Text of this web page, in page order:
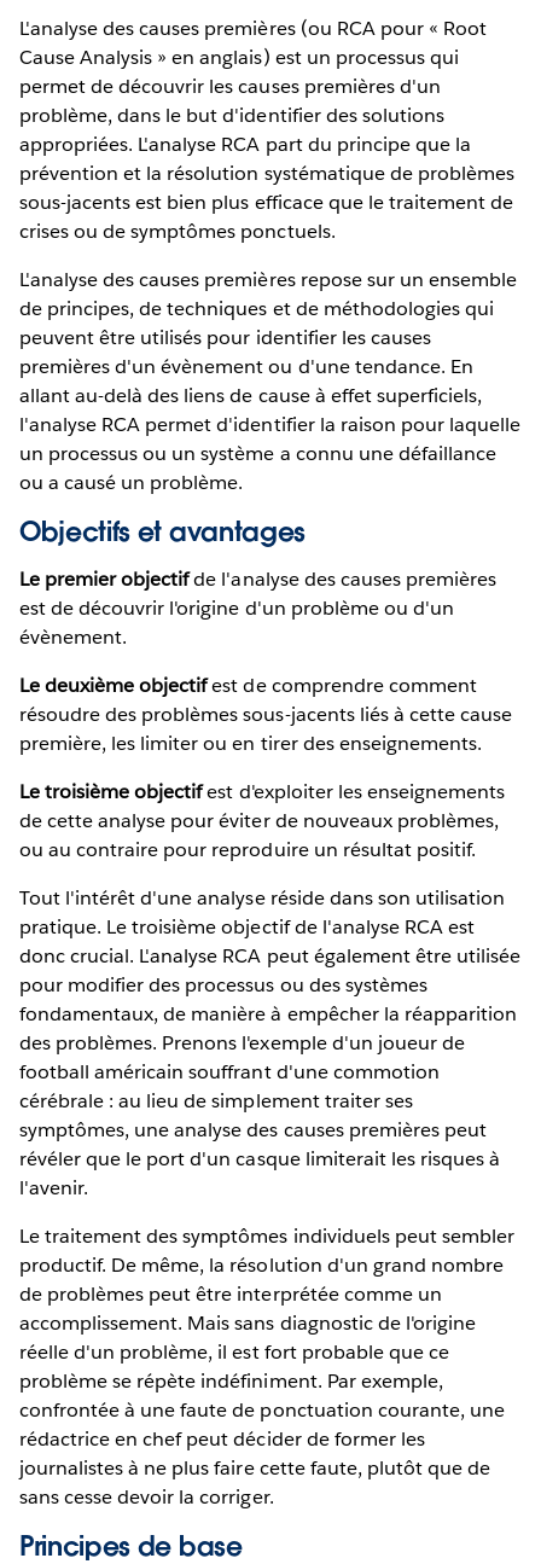
L'analyse des causes premières (ou RCA pour « Root
Cause Analysis » en anglais) est un processus qui
permet de découvrir les causes premières d'un
problème, dans le but d'identifier des solutions
appropriées. L'analyse RCA part du principe que la
prévention et la résolution systématique de problèmes
sous-jacents est bien plus efficace que le traitement de
crises ou de symptômes ponctuels.
L'analyse des causes premières repose sur un ensemble
de principes, de techniques et de méthodologies qui
peuvent être utilisés pour identifier les causes
premières d'un évènement ou d'une tendance. En
allant au-delà des liens de cause à effet superficiels,
l'analyse RCA permet d'identifier la raison pour laquelle
un processus ou un système a connu une défaillance
ou a causé un problème.
Objectifs et avantages
Le premier objectifde l'analyse des causes premières
est de découvrir l'origine d'un problème ou d'un
évènement.
Le deuxième objectifest de comprendre comment
résoudre des problèmes sous-jacents liés à cette cause
première, les limiter ou en tirer des enseignements.
Le troisième objectifest d'exploiter les enseignements
de cette analyse pour éviter de nouveaux problèmes,
ou au contraire pour reproduire un résultat positif.
Tout l'intérêt d'une analyse réside dans son utilisation
pratique. Le troisième objectif de l'analyse RCA est
donc crucial. L'analyse RCA peut également être utilisée
pour modifier des processus ou des systèmes
fondamentaux, de manière à empêcher la réapparition
des problèmes. Prenons l'exemple d'un joueur de
football américain souffrant d'une commotion
cérébrale : au lieu de simplement traiter ses
symptômes, une analyse des causes premières peut
révéler que le port d'un casque limiterait les risques à
l'avenir.
Le traitement des symptômes individuels peut sembler
productif. De même, la résolution d'un grand nombre
de problèmes peut être interprétée comme un
accomplissement. Mais sans diagnostic de l'origine
réelle d'un problème, il est fort probable que ce
problème se répète indéfiniment. Par exemple,
confrontée à une faute de ponctuation courante, une
rédactrice en chef peut décider de former les
journalistes à ne plus faire cette faute, plutôt que de
sans cesse devoir la corriger.
Principes de base